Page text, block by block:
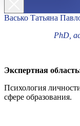
Васько Татьяна
PhD,
Экспертная
Психология
сфере образования.